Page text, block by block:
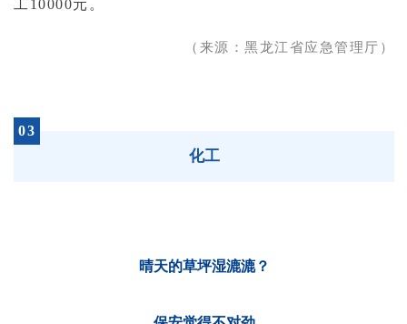
工10000元。
（来源：黑龙江省应急管理厅）
03
化工
晴天的草坪湿漉漉？